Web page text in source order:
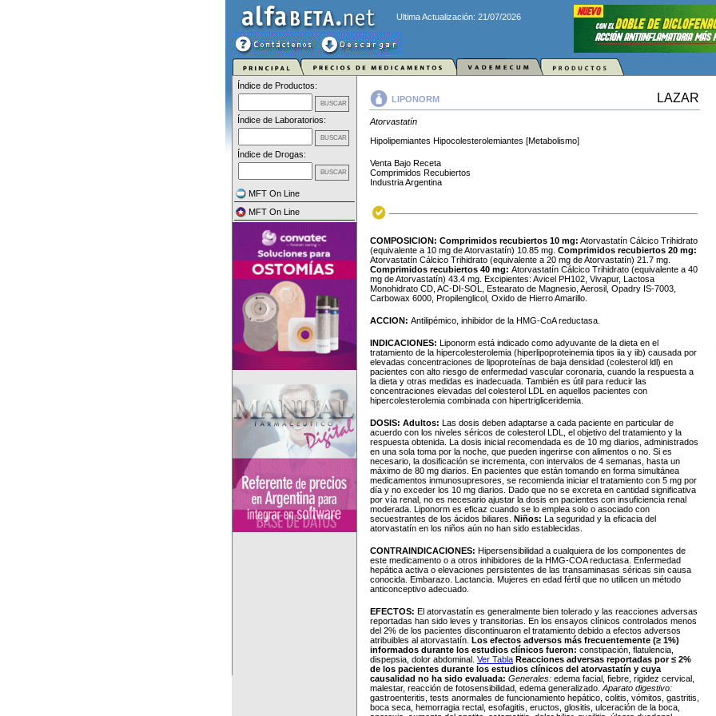
Ultima Actualización: 21/07/2026
Índice de Productos:
Índice de Laboratorios:
Índice de Drogas:
MFT On Line
MFT On Line
LIPONORM LAZAR
Atorvastatín
Hipolipemiantes Hipocolesterolemiantes [Metabolismo]
Venta Bajo Receta
Comprimidos Recubiertos
Industria Argentina
COMPOSICION: Comprimidos recubiertos 10 mg: Atorvastatín Cálcico Trihidrato
(equivalente a 10 mg de Atorvastatín) 10.85 mg. Comprimidos recubiertos 20 mg:
Atorvastatín Cálcico Trihidrato (equivalente a 20 mg de Atorvastatín) 21.7 mg.
Comprimidos recubiertos 40 mg: Atorvastatín Cálcico Trihidrato (equivalente a 40
mg de Atorvastatín) 43.4 mg. Excipientes: Avicel PH102, Vivapur, Lactosa
Monohidrato CD, AC-DI-SOL, Estearato de Magnesio, Aerosil, Opadry IS-7003,
Carbowax 6000, Propilenglicol, Oxido de Hierro Amarillo.
ACCION: Antilipémico, inhibidor de la HMG-CoA reductasa.
INDICACIONES: Liponorm está indicado como adyuvante de la dieta en el
tratamiento de la hipercolesterolemia (hiperlipoproteinemia tipos iia y iib) causada por
elevadas concentraciones de lipoproteínas de baja densidad (colesterol ldl) en
pacientes con alto riesgo de enfermedad vascular coronaria, cuando la respuesta a
la dieta y otras medidas es inadecuada. También es útil para reducir las
concentraciones elevadas del colesterol LDL en aquellos pacientes con
hipercolesterolemia combinada con hipertrigliceridemia.
DOSIS: Adultos: Las dosis deben adaptarse a cada paciente en particular de
acuerdo con los niveles séricos de colesterol LDL, el objetivo del tratamiento y la
respuesta obtenida. La dosis inicial recomendada es de 10 mg diarios, administrados
en una sola toma por la noche, que pueden ingerirse con alimentos o no. Si es
necesario, la dosificación se incrementa, con intervalos de 4 semanas, hasta un
máximo de 80 mg diarios. En pacientes que están tomando en forma simultánea
medicamentos inmunosupresores, se recomienda iniciar el tratamiento con 5 mg por
día y no exceder los 10 mg diarios. Dado que no se excreta en cantidad significativa
por vía renal, no es necesario ajustar la dosis en pacientes con insuficiencia renal
moderada. Liponorm es eficaz cuando se lo emplea solo o asociado con
secuestrantes de los ácidos biliares. Niños: La seguridad y la eficacia del
atorvastatín en los niños aún no han sido establecidas.
CONTRAINDICACIONES: Hipersensibilidad a cualquiera de los componentes de
este medicamento o a otros inhibidores de la HMG-COA reductasa. Enfermedad
hepática activa o elevaciones persistentes de las transaminasas séricas sin causa
conocida. Embarazo. Lactancia. Mujeres en edad fértil que no utilicen un método
anticonceptivo adecuado.
EFECTOS: El atorvastatín es generalmente bien tolerado y las reacciones adversas
reportadas han sido leves y transitorias. En los ensayos clínicos controlados menos
del 2% de los pacientes discontinuaron el tratamiento debido a efectos adversos
atribuibles al atorvastatín. Los efectos adversos más frecuentemente (≥ 1%)
informados durante los estudios clínicos fueron: constipación, flatulencia,
dispepsia, dolor abdominal. Ver Tabla Reacciones adversas reportadas por ≤ 2%
de los pacientes durante los estudios clínicos del atorvastatín y cuya
causalidad no ha sido evaluada: Generales: edema facial, fiebre, rigidez cervical,
malestar, reacción de fotosensibilidad, edema generalizado. Aparato digestivo:
gastroenteritis, tests anormales de funcionamiento hepático, colitis, vómitos, gastritis,
boca seca, hemorragia rectal, esofagitis, eructos, glositis, ulceración de la boca,